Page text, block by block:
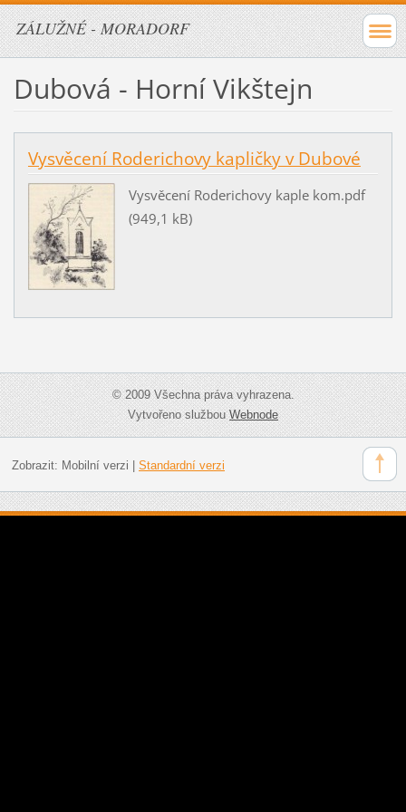
ZÁLUŽNÉ - MORADORF
Dubová - Horní Vikštejn
Vysvěcení Roderichovy kapličky v Dubové
Vysvěcení Roderichovy kaple kom.pdf
(949,1 kB)
© 2009 Všechna práva vyhrazena.
Vytvořeno službouWebnode
Zobrazit: Mobilní verzi | Standardní verzi